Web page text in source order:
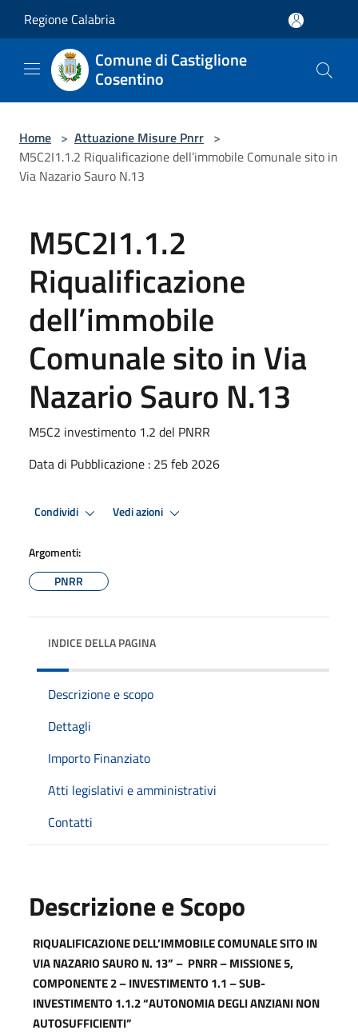
Regione Calabria
Comune di Castiglione
Cosentino
Home > Attuazione Misure Pnrr >
M5C2I1.1.2 Riqualificazione dell’immobile Comunale sito in
Via Nazario Sauro N.13
M5C2I1.1.2
Riqualificazione
dell’immobile
Comunale sito in Via
Nazario Sauro N.13
M5C2 investimento 1.2 del PNRR
Data di Pubblicazione : 25 feb 2026
Condividi Vedi azioni
Argomenti:
PNRR
INDICE DELLA PAGINA
Descrizione e scopo
Dettagli
Importo Finanziato
Atti legislativi e amministrativi
Contatti
Descrizione e Scopo
RIQUALIFICAZIONE DELL’IMMOBILE COMUNALE SITO IN
VIA NAZARIO SAURO N. 13” – PNRR – MISSIONE 5,
COMPONENTE 2 – INVESTIMENTO 1.1 – SUB-
INVESTIMENTO 1.1.2 “AUTONOMIA DEGLI ANZIANI NON
AUTOSUFFICIENTI”